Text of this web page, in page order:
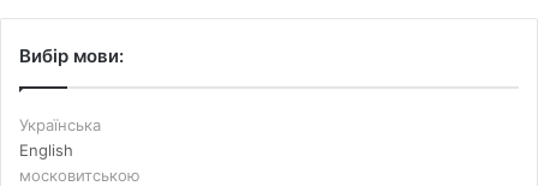
Вибір мови:
Українська
English
московитською